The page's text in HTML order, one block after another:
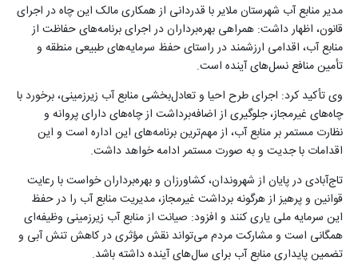
مدیر منابع آب شهرستان ملایر با قدردانی از همکاری مالک این چاه در اجرای
قانون، اظهار داشت: همراهی بهره‌برداران در اجرای برنامه‌های حفاظت از
منابع آب، اقدامی ارزشمند در راستای حفظ سرمایه‌های طبیعی منطقه و
تأمین منافع نسل‌های آینده است.
وی تأکید کرد: اجرای طرح احیا و تعادل‌بخشی منابع آب زیرزمینی، برخورد با
چاه‌های غیرمجاز، جلوگیری از اضافه‌برداشت از چاه‌های دارای پروانه و
نظارت مستمر بر منابع آب، از مهم‌ترین برنامه‌های این اداره است و این
اقدامات با جدیت و به صورت مستمر ادامه خواهد داشت.
تاج‌آبادی در پایان از شهروندان، کشاورزان و بهره‌برداران خواست با رعایت
قوانین و پرهیز از هرگونه برداشت غیرمجاز، مدیریت منابع آب را در حفظ
این سرمایه ملی یاری کنند و افزود: صیانت از منابع آب زیرزمینی وظیفه‌ای
همگانی است و مشارکت مردم می‌تواند نقش مؤثری در کاهش تنش آبی و
تضمین پایداری منابع آب برای سال‌های آینده داشته باشد.